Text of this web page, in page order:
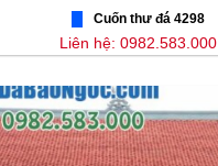
Cuốn thư đá 4298
Liên hệ: 0982.583.000